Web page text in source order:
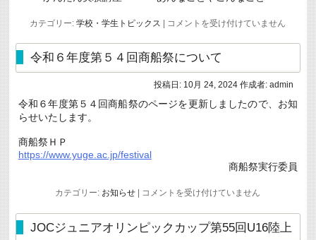
カテゴリー: 学校・学生トピックス
チ
レ
ン
ジ
キ
ャ
パ
コメントを受け付けていません
令和６年度第５４回商船祭について
投稿日: 10月 24, 2024 作成者: admin
令和６年度第５４回商船祭のページを更新しましたので、お知
らせいたします。
商船祭ＨＰ
https://www.yuge.ac.jp/festival
商船祭実行委員
カテゴリー: お知らせ
令
６
年
度
コメントを受け付けていません
JOCジュニアオリンピックカップ第55回U16陸上